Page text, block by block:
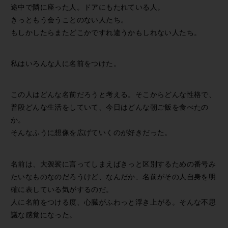
途中で隣に座った人。ドアにもたれている人。
きっともう会うことのない人たち。
もしかしたらまたどこかですれ違うかもしれない人たち。
私はいろんな人に名前をつけた。
この人はどんな名前だろうと考える。そこからどんな性格で、
普段どんな生活をしていて、今日はどんな朝ご飯を食べたの
か。
そんなふうに想像を広げていくのが好きだった。
名前は、大袈裟に言ってしまえばきっと区別するための番号み
たいなものなのだろうけど、なんだか、名前がその人自身を明
確に表している気がするのだ。
人に名前をつける度、心臓がふわっと浮き上がる。そんな不思
議な感覚になった。